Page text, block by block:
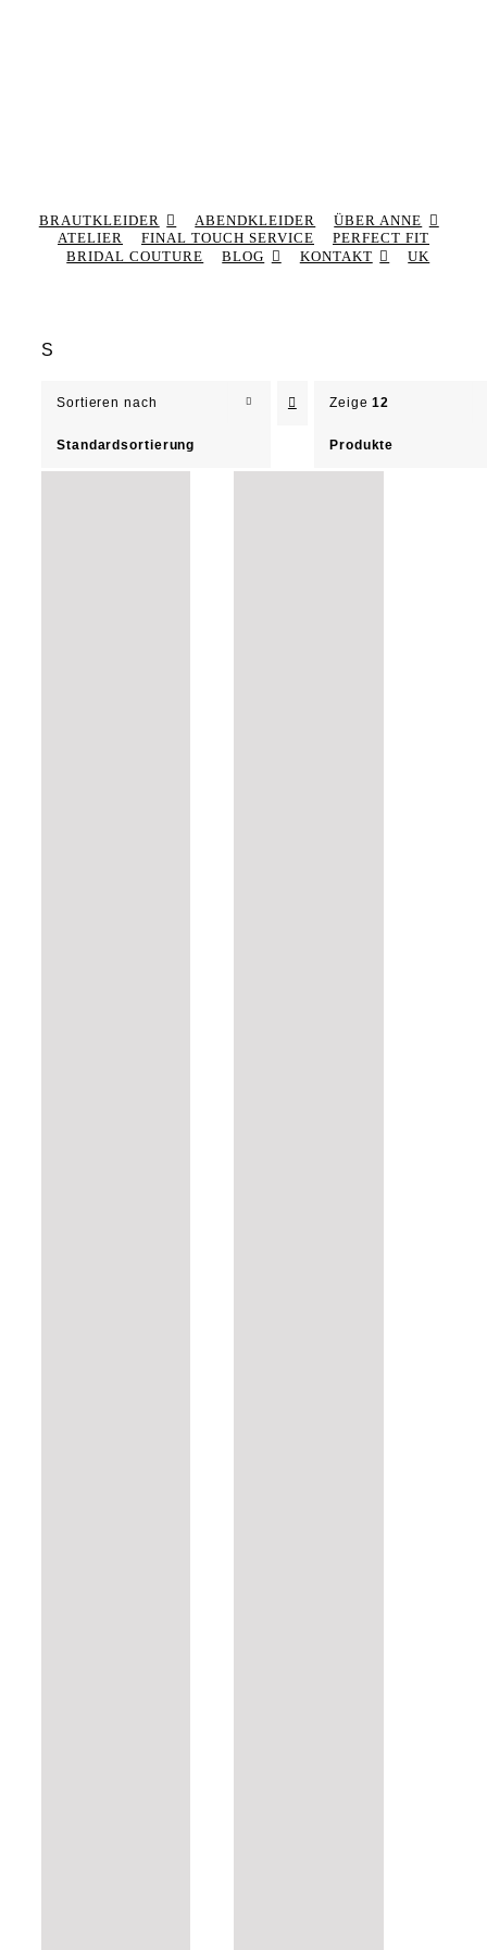
BRAUTKLEIDER ABENDKLEIDER
ÜBER ANNE
ATELIER
FINAL TOUCH SERVICE
PERFECT FIT
BRIDAL COUTURE
BLOG KONTAKT UK
S
Sortieren nach
Standardsortierung
Zeige12
Produkte